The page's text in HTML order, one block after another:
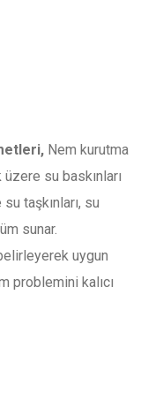
Nem kurutma
su baskınları
taşkınları, su
sunar.
uygun
problemini kalıcı